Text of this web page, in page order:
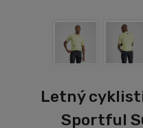
Letný
Sportful